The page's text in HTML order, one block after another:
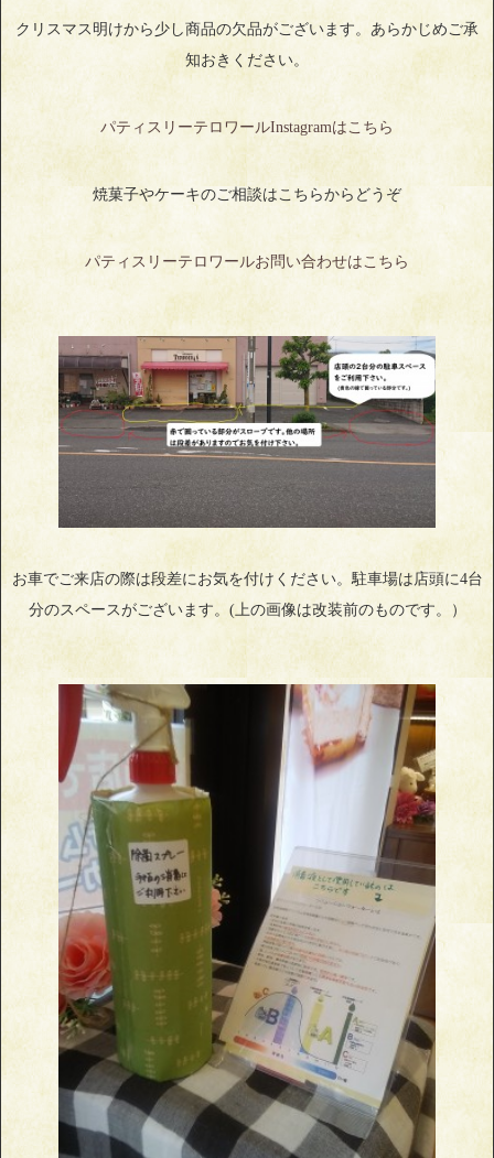
クリスマス明けから少し商品の欠品がございます。あらかじめご承
知おきください。
パティスリーテロワールInstagramはこちら
焼菓子やケーキのご相談はこちらからどうぞ
パティスリーテロワールお問い合わせはこちら
お車でご来店の際は段差にお気を付けください。駐車場は店頭に4台
分のスペースがございます。(上の画像は改装前のものです。）